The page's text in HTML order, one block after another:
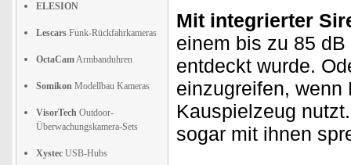
ELESION
Lescars Funk-Rückfahrkameras
OctaCamArmbanduhren
Somikon Modellbau Kameras
VisorTech Outdoor-
Überwachungskamera-Sets
Xystec USB-Hubs
Mit integrierter
einem bis zu 85
entdeckt wurde.
einzugreifen,
Kauspielzeug
sogar mit ihnen